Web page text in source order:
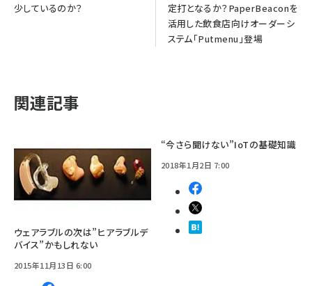
少しているのか？
定打となるか？PaperBeaconを
活用した飲食店向けオーダーシ
ステム「Putmenu」登場
関連記事
ウェアラブルの次は”ヒアラブルデ
バイス”かもしれない
2015年11月13日 6:00
“今さら聞けない”IoTの基礎知識
2018年1月2日 7:00